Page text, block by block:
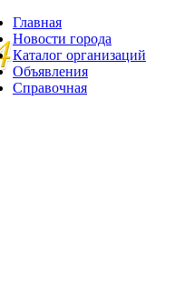
Главная
Новости города
Каталог организаций
Объявления
Справочная